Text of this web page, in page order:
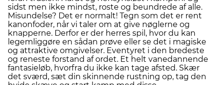
sidst men ikke mindst, roste og beundrede af alle.
Misundelse? Det er normalt! Tegn som det er rent
kanonfoder, når vi taler om at give nøglerne og
knapperne. Derfor er der herres spil, hvor du kan
legemliggøre en sådan prøve eller se det i magiske
og attraktive omgivelser. Eventyret i den bredeste
og reneste forstand af ordet. Et helt vanedannende
fantasieløb, hvorfra du ikke kan tage afsted. Skær
det sværd, sæt din skinnende rustning op, tag den